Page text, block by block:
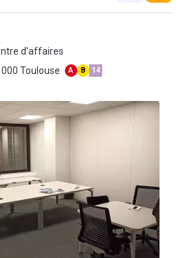
d'affaires
Jean Jaurès, 31000 Toulouse
A B 14